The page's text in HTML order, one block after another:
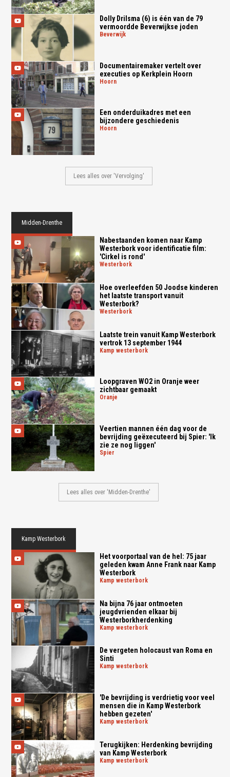
Dolly Drilsma (6) is één van de 79
vermoordde Beverwijkse joden
beverwijk
Documentairemaker vertelt over
executies op Kerkplein Hoorn
hoorn
Een onderduikadres met een
bijzondere geschiedenis
hoorn
Lees alles over 'Vervolging'
Midden-Drenthe
Nabestaanden komen naar Kamp
Westerbork voor identificatie film:
'Cirkel is rond'
westerbork
Hoe overleefden 50 Joodse kinderen
het laatste transport vanuit
Westerbork?
westerbork
Laatste trein vanuit Kamp Westerbork
vertrok 13 september 1944
kamp westerbork
Loopgraven WO2 in Oranje weer
zichtbaar gemaakt
oranje
Veertien mannen één dag voor de
bevrijding geëxecuteerd bij Spier: 'Ik
zie ze nog liggen'
spier
Lees alles over 'Midden-Drenthe'
Kamp Westerbork
Het voorportaal van de hel: 75 jaar
geleden kwam Anne Frank naar Kamp
Westerbork
kamp westerbork
Na bijna 76 jaar ontmoeten
jeugdvrienden elkaar bij
Westerborkherdenking
kamp westerbork
De vergeten holocaust van Roma en
Sinti
kamp westerbork
'De bevrijding is verdrietig voor veel
mensen die in Kamp Westerbork
hebben gezeten'
kamp westerbork
Terugkijken: Herdenking bevrijding
van Kamp Westerbork
kamp westerbork